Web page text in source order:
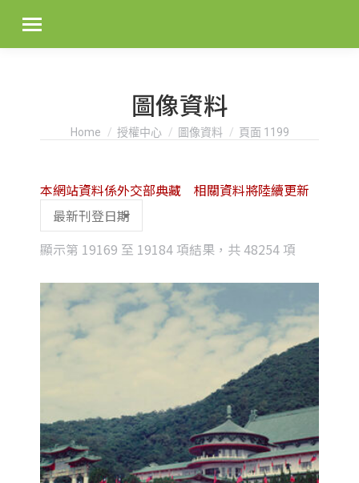
圖像資料
You are here:
Home 授權中心 圖像資料 頁面 1199
顯示第 19169 至 19184 項結果，共 48254 項
latest
本網站資料係外交部典藏 相關資料將陸續更新